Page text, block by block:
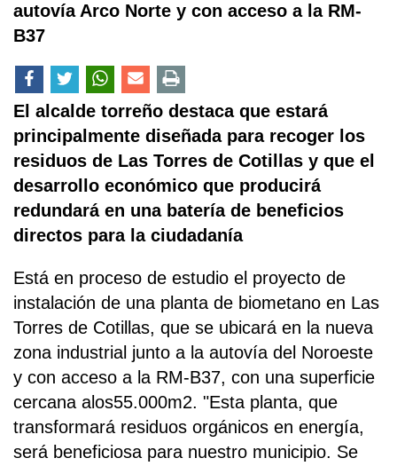
autovía Arco Norte y con acceso a la RM-
B37
El alcalde torreño destaca que estará
principalmente diseñada para recoger los
residuos de Las Torres de Cotillas y que el
desarrollo económico que producirá
redundará en una batería de beneficios
directos para la ciudadanía
Está en proceso de estudio el proyecto de
instalación de una planta de biometano en Las
Torres de Cotillas, que se ubicará en la nueva
zona industrial junto a la autovía del Noroeste
y con acceso a la RM-B37, con una superficie
cercana alos55.000m2. "Esta planta, que
transformará residuos orgánicos en energía,
será beneficiosa para nuestro municipio. Se